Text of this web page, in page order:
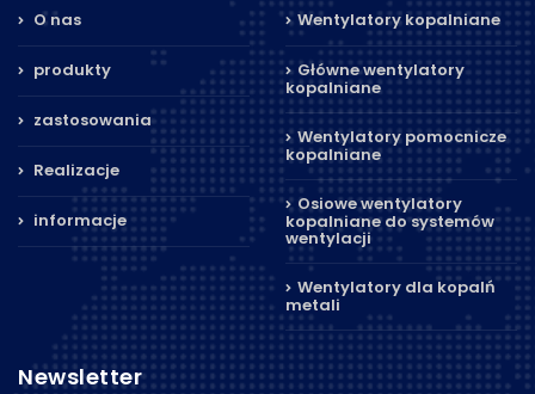
O nas
produkty
zastosowania
Realizacje
informacje
Wentylatory kopalniane
Główne wentylatory
kopalniane
Wentylatory pomocnicze
kopalniane
Osiowe wentylatory
kopalniane do systemów
wentylacji
Wentylatory dla kopalń
metali
Newsletter